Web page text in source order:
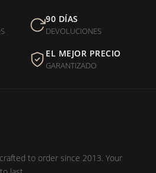
¿qué hago para que sea
de níquel?
90 DÍAS
DEVOLUCIONES
EL MEJOR PRECIO
GARANTIZADO
to order since 2013. Your